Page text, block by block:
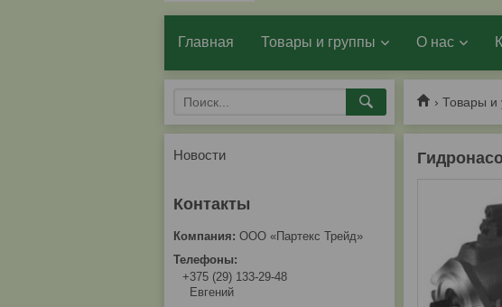
Главная Товары и группы О нас
Товары и
Новости
ООО «Партекс Трейд»
+375 (29) 133-29-48
Евгений